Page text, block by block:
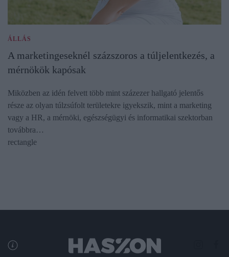
ÁLLÁS
A marketingeseknél százszoros a túljelentkezés, a
mérnökök kapósak
Miközben az idén felvett több mint százezer hallgató jelentős
része az olyan túlzsúfolt területekre igyekszik, mint a marketing
vagy a HR, a mérnöki, egészségügyi és informatikai szektorban
továbbra…
rectangle